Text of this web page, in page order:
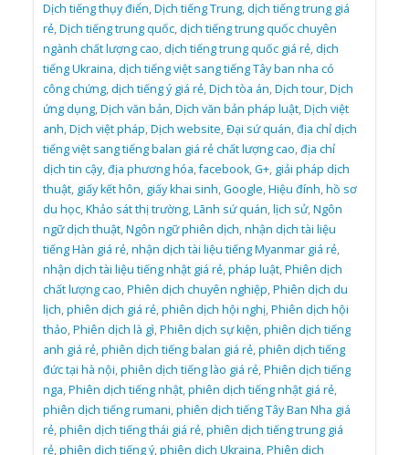
Dịch tiếng thụy điển,Dịch tiếng Trung,dịch tiếng trung giá
rẻ,Dịch tiếng trung quốc,dịch tiếng trung quốc chuyên
ngành chất lượng cao,dịch tiếng trung quốc giá rẻ,dịch
tiếng Ukraina,dịch tiếng việt sang tiếng Tây ban nha có
công chứng,dịch tiếng ý giá rẻ,Dịch tòa án,Dịch tour,Dịch
ứng dụng,Dịch văn bản,Dịch văn bản pháp luật,Dịch việt
anh,Dịch việt pháp,Dịch website,Đại sứ quán,địa chỉ dịch
tiếng việt sang tiếng balan giá rẻ chất lượng cao,địa chỉ
dịch tin cậy,địa phương hóa,facebook,G+, giải pháp dịch
thuật, giấy kết hôn, giấy khai sinh,Google,Hiệu đính,hồ sơ
du học,Khảo sát thị trường,Lãnh sứ quán,lịch sử,Ngôn
ngữ dịch thuật,Ngôn ngữ phiên dịch,nhận dịch tài liệu
tiếng Hàn giá rẻ,nhận dịch tài liệu tiếng Myanmar giá rẻ,
nhận dịch tài liệu tiếng nhật giá rẻ,pháp luật,Phiên dịch
chất lượng cao,Phiên dịch chuyên nghiệp,Phiên dịch du
lịch,phiên dịch giá rẻ,phiên dịch hội nghị,Phiên dịch hội
thảo,Phiên dịch là gì,Phiên dịch sự kiện,phiên dịch tiếng
anh giá rẻ,phiên dịch tiếng balan giá rẻ,phiên dịch tiếng
đức tại hà nội,phiên dịch tiếng lào giá rẻ,Phiên dịch tiếng
nga,Phiên dịch tiếng nhật,phiên dịch tiếng nhật giá rẻ,
phiên dịch tiếng rumani,phiên dịch tiếng Tây Ban Nha giá
rẻ,phiên dịch tiếng thái giá rẻ,phiên dịch tiếng trung giá
rẻ,phiên dịch tiếng ý,phiên dịch Ukraina,Phiên dịch